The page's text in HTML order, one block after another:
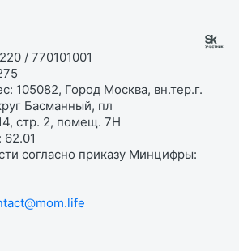
/ 770101001
105082, Город Москва, вн.тер.г.
Басманный, пл
стр. 2, помещ. 7Н
согласно приказу Минцифры: